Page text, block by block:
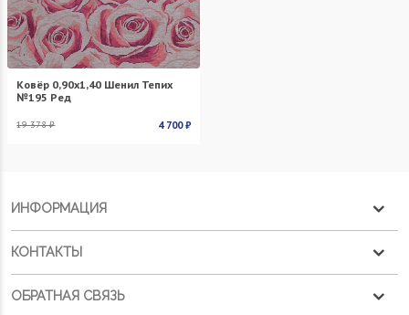
Ковёр 0,90х1,40 Шенил Тепих
№195 Ред
19 378 ₽ 4 700 ₽
ИНФОРМАЦИЯ
КОНТАКТЫ
ОБРАТНАЯ СВЯЗЬ